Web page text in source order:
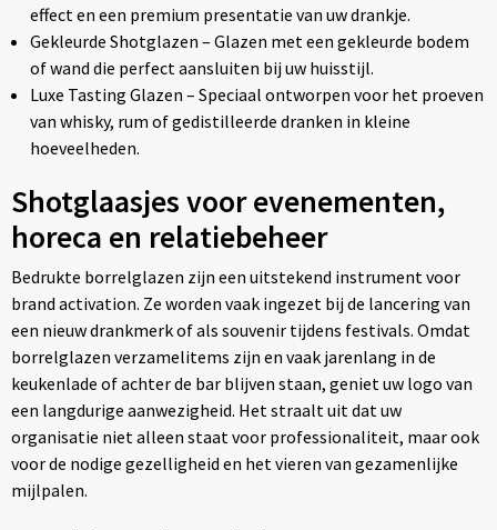
effect en een premium presentatie van uw drankje.
Gekleurde Shotglazen – Glazen met een gekleurde bodem
of wand die perfect aansluiten bij uw huisstijl.
Luxe Tasting Glazen – Speciaal ontworpen voor het proeven
van whisky, rum of gedistilleerde dranken in kleine
hoeveelheden.
Shotglaasjes voor evenementen,
horeca en relatiebeheer
Bedrukte borrelglazen zijn een uitstekend instrument voor
brand activation. Ze worden vaak ingezet bij de lancering van
een nieuw drankmerk of als souvenir tijdens festivals. Omdat
borrelglazen verzamelitems zijn en vaak jarenlang in de
keukenlade of achter de bar blijven staan, geniet uw logo van
een langdurige aanwezigheid. Het straalt uit dat uw
organisatie niet alleen staat voor professionaliteit, maar ook
voor de nodige gezelligheid en het vieren van gezamenlijke
mijlpalen.